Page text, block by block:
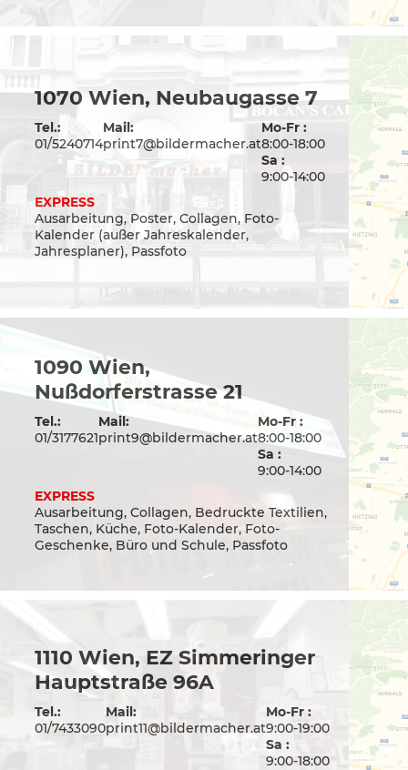
1070 Wien, Neubaugasse 7
Tel.:
01/5240714
Mail:
print7@bildermacher.at
Mo-Fr :
8:00-18:00
Sa :
9:00-14:00
EXPRESS
Ausarbeitung, Poster, Collagen, Foto-
Kalender (außer Jahreskalender,
Jahresplaner), Passfoto
1090 Wien,
Nußdorferstrasse 21
Tel.:
01/3177621
Mail:
print9@bildermacher.at
Mo-Fr :
8:00-18:00
Sa :
9:00-14:00
EXPRESS
Ausarbeitung, Collagen, Bedruckte Textilien,
Taschen, Küche, Foto-Kalender, Foto-
Geschenke, Büro und Schule, Passfoto
1110 Wien, EZ Simmeringer
Hauptstraße 96A
Tel.:
01/7433090
Mail:
print11@bildermacher.at
Mo-Fr :
9:00-19:00
Sa :
9:00-18:00